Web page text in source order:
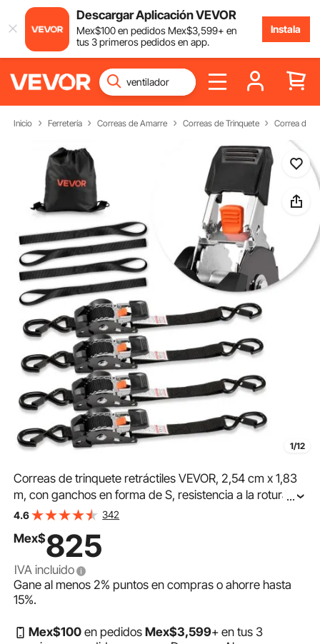
Descargar Aplicación VEVOR
Mex$100en pedidos Mex$3,599+ en
tus 3 primeros pedidos en app.
Instala
Inicio Ferretería Correas de Amarre Correas de Trinquete Correa de
1/12
Correas de trinquete retráctiles VEVOR, 2,54 cm x 1,83
m, con ganchos en forma de S, resistencia a la rotura de
547 kg, 4 bucles suaves, trinquete de amarre para
automóviles (paquete de 4)
...
4.6 342
Mex$825
IVA incluido
Gane al menos2% puntos en compras o ahorre hasta
15%.
Mex$100 en pedidosMex$3,599+ en tus 3